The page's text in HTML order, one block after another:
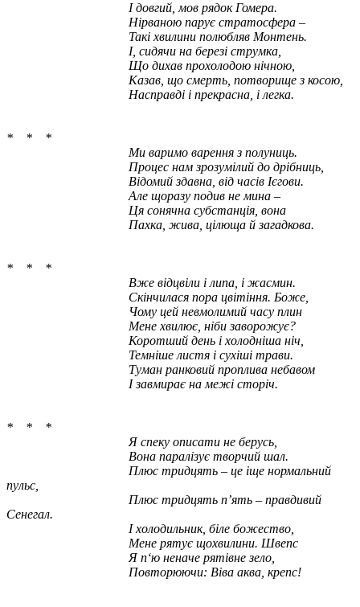
І довгий, мов рядок Гомера.
Нірваною парує стратосфера –
Такі хвилини полюбляв Монтень.
І, сидячи на березі струмка,
Що дихав прохолодою нічною,
Казав, що смерть, потворище з косою,
Насправді і прекрасна, і легка.
* * *
Ми варимо варення з полуниць.
Процес нам зрозумілий до дрібниць,
Відомий здавна, від часів Ієгови.
Але щоразу подив не мина –
Ця сонячна субстанція, вона
Пахка, жива, цілюща й загадкова.
* * *
Вже відцвіли і липа, і жасмин.
Скінчилася пора цвітіння. Боже,
Чому цей невмолимий часу плин
Мене хвилює, ніби заворожує?
Коротший день і холодніша ніч,
Темніше листя і сухіші трави.
Туман ранковий проплива небавом
І завмирає на межі сторіч.
* * *
Я спеку описати не берусь,
Вона паралізує творчий шал.
Плюс тридцять – це іще нормальний
пульс,
Плюс тридцять п’ять – правдивий
Сенегал.
І холодильник, біле божество,
Мене рятує щохвилини. Швепс
Я п‘ю неначе рятівне зело,
Повторюючи: Віва аква, крепс!